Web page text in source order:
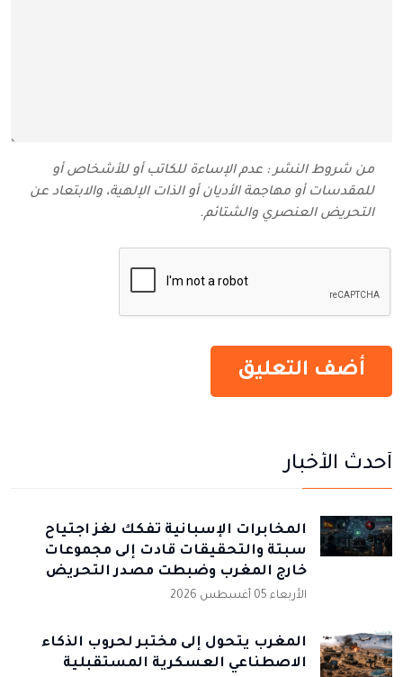
من شروط النشر : عدم الإساءة للكاتب أو للأشخاص أو
للمقدسات أو مهاجمة الأديان أو الذات الإلهية، والابتعاد عن
التحريض العنصري والشتائم‬.
أحدث الأخبار
المخابرات الإسبانية تُفكك لغز اجتياح
سبتة والتحقيقات قادت إلى مجموعات
خارج المغرب وضبطت مصدر التحريض
الأربعاء 05 أغسطس 2026
المغرب يتحول إلى مختبر لحروب الذكاء
الاصطناعي العسكرية المستقبلية